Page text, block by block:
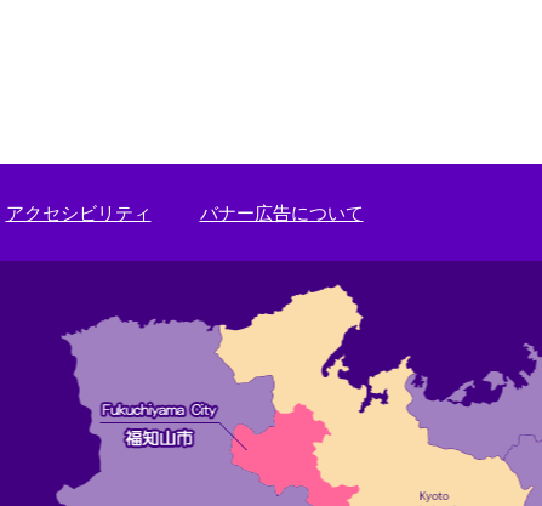
アクセシビリティ バナー広告について